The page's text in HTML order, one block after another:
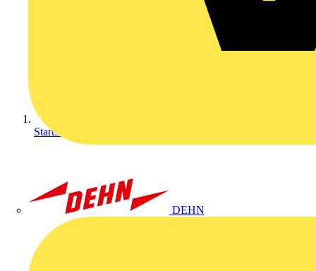
DEHN
Startseite